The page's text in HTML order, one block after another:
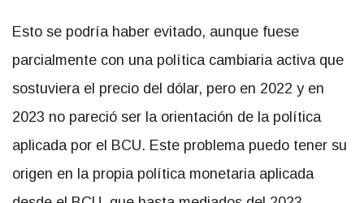
Esto se podría haber evitado, aunque fuese
parcialmente con una política cambiaria activa que
sostuviera el precio del dólar, pero en 2022 y en
2023 no pareció ser la orientación de la política
aplicada por el BCU. Este problema puedo tener su
origen en la propia política monetaria aplicada